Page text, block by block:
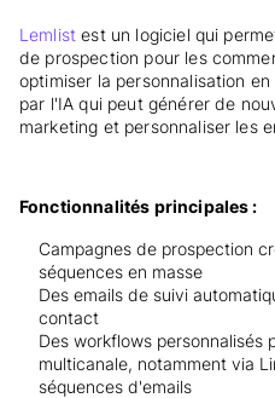
Lemlist est un logiciel qui
de prospection pour les
optimiser la personnalisation
par l'IA qui peut générer de
marketing et personnaliser les
Fonctionnalités principales :
Campagnes de prospection
séquences en masse
Des emails de suivi
contact
Des workflows personnalisés
multicanale, notamment via
séquences d'emails